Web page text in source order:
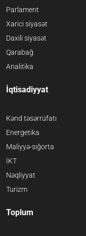
Parlament
Xarici siyasət
Daxili siyasət
Qarabağ
Analitika
İqtisadiyyat
Kənd təsərrüfatı
Energetika
Maliyyə-sığorta
İKT
Nəqliyyat
Turizm
Toplum